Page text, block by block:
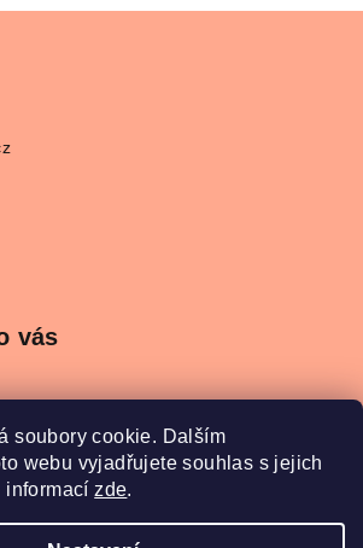
soubory cookie. Dalším
webu vyjadřujete souhlas s jejich
informacízde.
vás
údajů